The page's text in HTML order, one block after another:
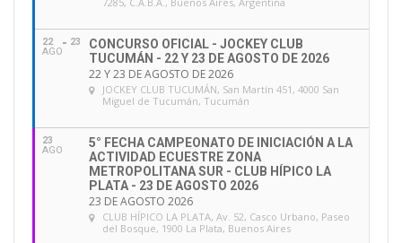
22
AGO
23
CONCURSO OFICIAL - JOCKEY CLUB
TUCUMÁN - 22 Y 23 DE AGOSTO DE 2026
22 Y 23 DE AGOSTO DE 2026
JOCKEY CLUB TUCUMÁN, San Martín 451, 4000 San
Miguel de Tucumán, Tucumán
23
AGO
5° FECHA CAMPEONATO DE INICIACIÓN A LA
ACTIVIDAD ECUESTRE ZONA
METROPOLITANA SUR - CLUB HÍPICO LA
PLATA - 23 DE AGOSTO 2026
23 DE AGOSTO 2026
CLUB HÍPICO LA PLATA, Av. 52, Casco Urbano, Paseo
del Bosque, 1900 La Plata, Buenos Aires